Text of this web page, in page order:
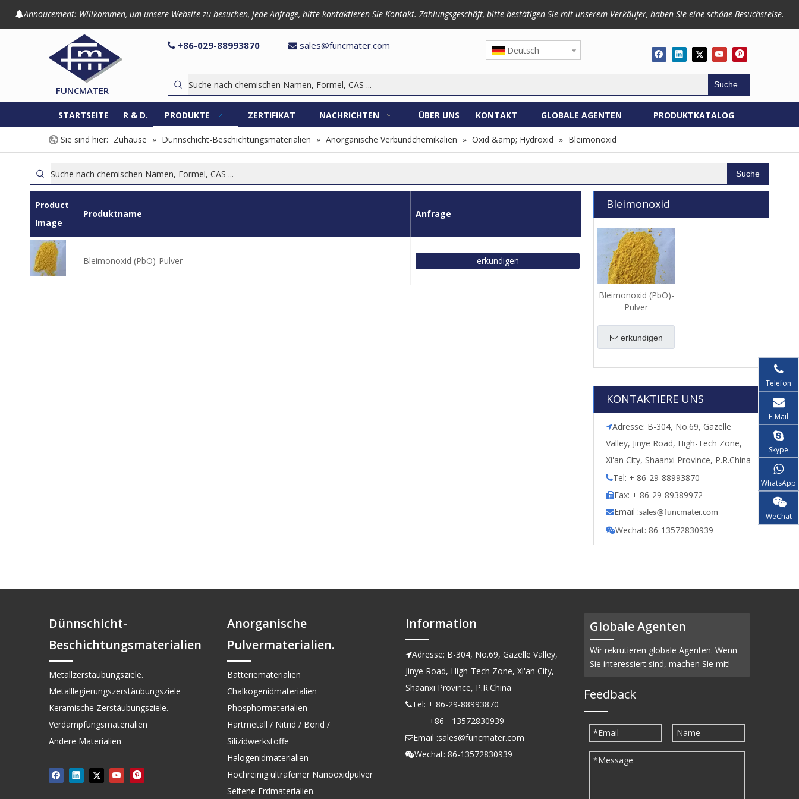
Annoucement: Willkommen, um unsere Website zu besuchen, jede Anfrage, bitte kontaktieren Sie Kontakt. Zahlungsgeschäft, bitte bestätigen Sie mit unserem Verkäufer, haben Sie eine schöne Besuchsreise.
FUNCMATER
 +86-029-88993870  sales@funcmater.com Deutsch
Suche
STARTSEITE R & D. PRODUKTE ZERTIFIKAT NACHRICHTEN ÜBER UNS KONTAKT GLOBALE AGENTEN PRODUKTKATALOG
Sie sind hier: Zuhause » Dünnschicht-Beschichtungsmaterialien » Anorganische Verbundchemikalien » Oxid &amp; Hydroxid » Bleimonoxid
Suche
Product
Image
Produktname Anfrage
Bleimonoxid (PbO)-Pulver erkundigen
Bleimonoxid
Bleimonoxid (PbO)-
Pulver
erkundigen
KONTAKTIERE UNS
Adresse: B-304, No.69, Gazelle
Valley, Jinye Road, High-Tech Zone,
Xi'an City, Shaanxi Province, P.R.China
Tel: + 86-29-88993870
Fax: + 86-29-89389972
Email :sales@funcmater.com
Wechat: 86-13572830939
Dünnschicht-
Beschichtungsmaterialien
Metallzerstäubungsziele.
Metalllegierungszerstäubungsziele
Keramische Zerstäubungsziele.
Verdampfungsmaterialien
Andere Materialien
Telefon
E-Mail
Skype
WhatsApp
WeChat
Anorganische
Pulvermaterialien.
Batteriematerialien
Chalkogenidmaterialien
Phosphormaterialien
Hartmetall / Nitrid / Borid /
Silizidwerkstoffe
Halogenidmaterialien
Hochreinig ultrafeiner Nanooxidpulver
Seltene Erdmaterialien.
Information
Adresse: B-304, No.69, Gazelle Valley,
Jinye Road, High-Tech Zone, Xi'an City,
Shaanxi Province, P.R.China
Tel: + 86-29-88993870
+86 - 13572830939
Email :sales@funcmater.com
Wechat: 86-13572830939
Globale Agenten
Wir rekrutieren globale Agenten. Wenn
Sie interessiert sind, machen Sie mit!
Feedback